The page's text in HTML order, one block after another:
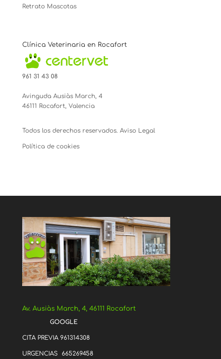
Retrato Mascotas
Clínica Veterinaria en Rocafort
961 31 43 08
Avinguda Ausiàs March, 4
46111 Rocafort, Valencia
Todos los derechos reservados. Aviso Legal
Política de cookies
Av. Ausiàs March, 4, 46111 Rocafort
GOOGLE
CITA PREVIA 961314308
URGENCIAS 665269458